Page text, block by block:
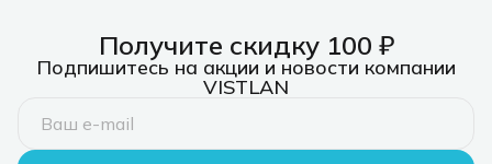
Получите скидку 100 ₽
Подпишитесь на акции и новости компании
VISTLAN